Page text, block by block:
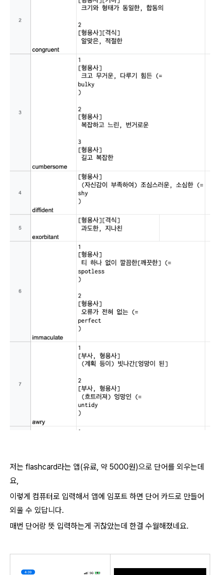
저는 flashcard라는 앱(유료, 약 5000원)으로 단어를 외우는데
요,
이렇게 컴퓨터로 입력해서 앱에 임포트 하면 단어 카드로 만들어
외울 수 있답니다.
매번 단어랑 뜻 입력하는게 귀찮았는데 한결 수월해졌네요.